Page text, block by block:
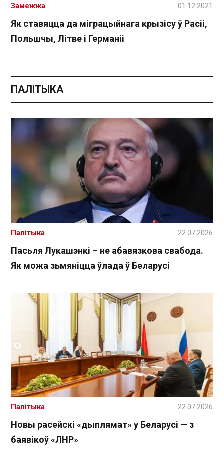
Як ставяцца да міграцыйнага крызісу ў Расіі,
Польшчы, Літве і Германіі
Замежжа 01.12.2021
ПАЛІТЫКА
Пасьля Лукашэнкі – не абавязкова свабода.
Як можа зьмяніцца ўлада ў Беларусі
Палітыка 22.07.2026
Новы расейскі «дыплямат» у Беларусі — з
баявікоў «ЛНР»
Палітыка 22.07.2026